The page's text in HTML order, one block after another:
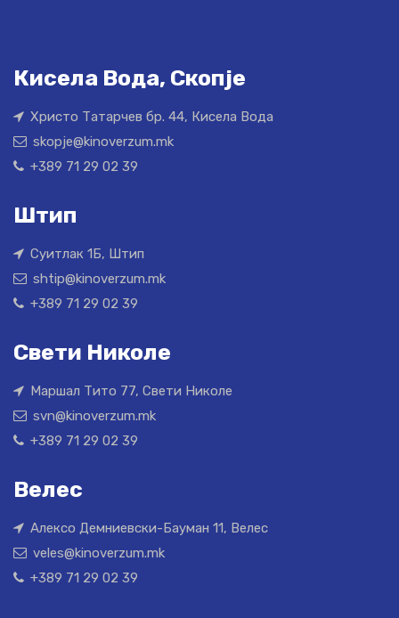
Кисела Вода, Скопје
Христо Татарчев бр. 44, Кисела Вода
skopje@kinoverzum.mk
+389 71 29 02 39
Штип
Суитлак 1Б, Штип
shtip@kinoverzum.mk
+389 71 29 02 39
Свети Николе
Маршал Тито 77, Свети Николе
svn@kinoverzum.mk
+389 71 29 02 39
Велес
Алексо Демниевски-Бауман 11, Велес
veles@kinoverzum.mk
+389 71 29 02 39